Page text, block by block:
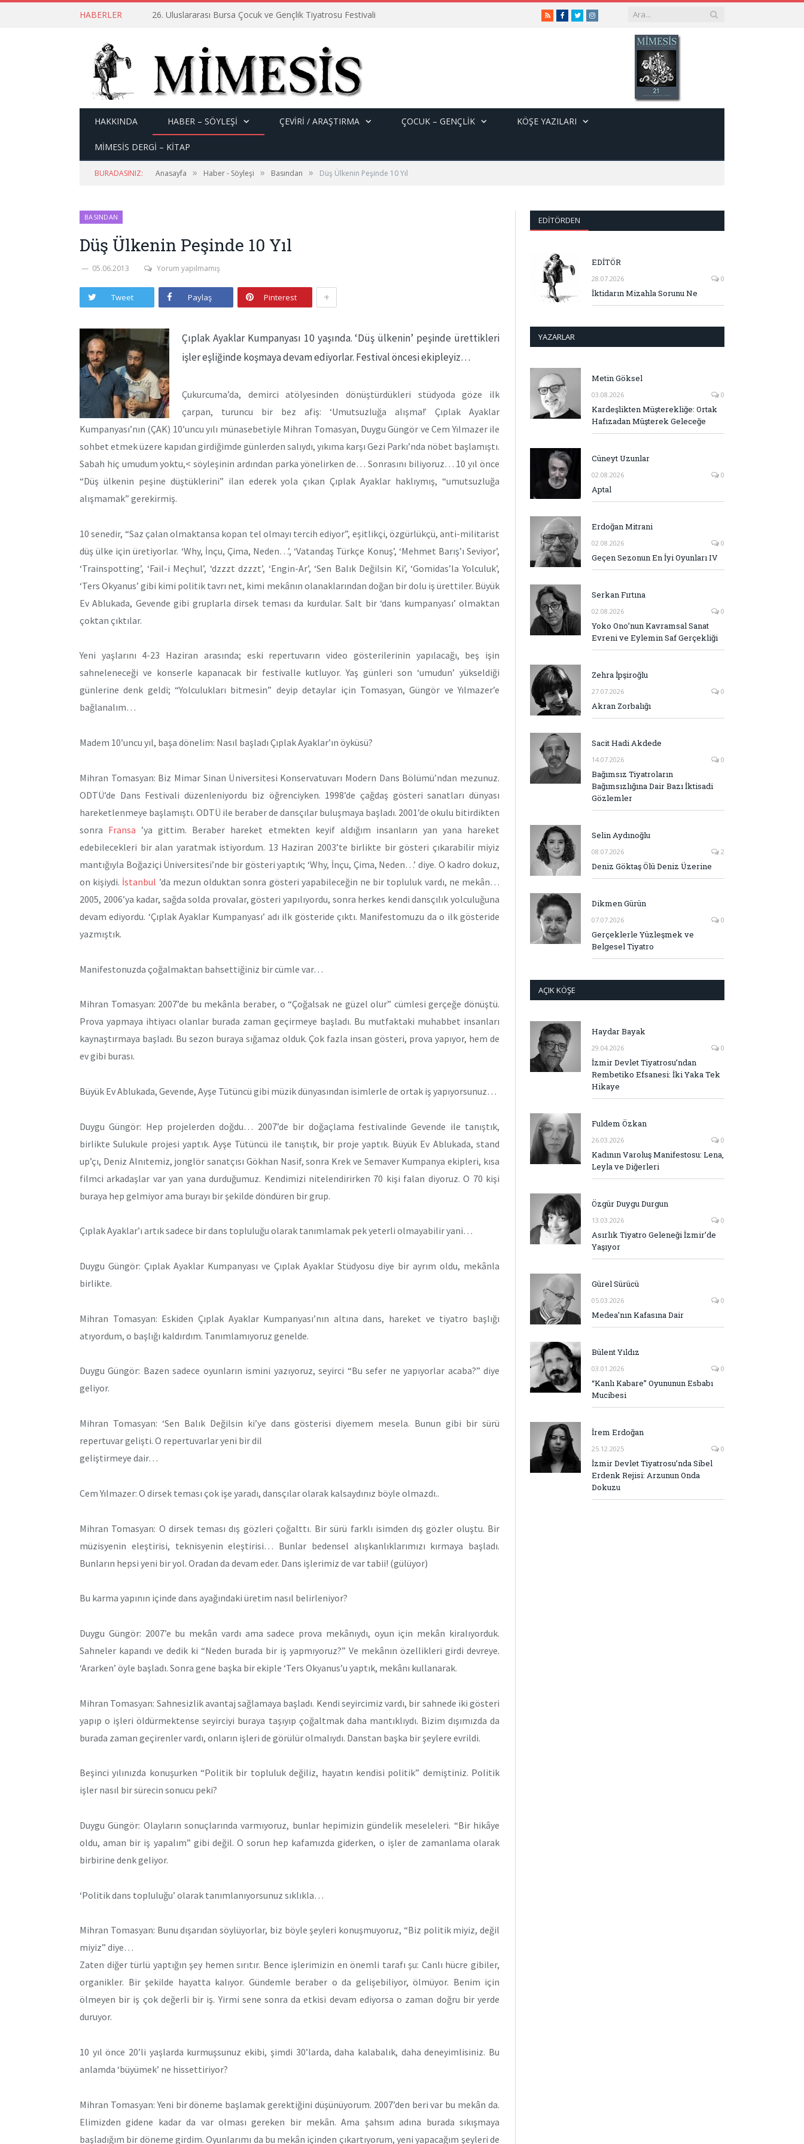
HABERLER 26. Uluslararası Bursa Çocuk ve Gençlik Tiyatrosu Festivali RSSFacebook
TwitterInstagram
HAKKINDA HABER – SÖYLEŞI ÇEVİRİ / ARAŞTIRMA ÇOCUK – GENÇLIK KÖŞE YAZILARI
MİMESİS DERGİ – KİTAP
BURADASINIZ: Anasayfa » Haber - Söyleşi » Basından » Düş Ülkenin Peşinde 10 Yıl
BASINDAN
Düş Ülkenin Peşinde 10 Yıl
05.06.2013 Yorum yapılmamış
Tweet Paylaş Pinterest +
Çıplak Ayaklar Kumpanyası 10 yaşında. ‘Düş ülkenin’ peşinde ürettikleri
işler eşliğinde koşmaya devam ediyorlar. Festival öncesi ekipleyiz…
Çukurcuma’da, demirci atölyesinden dönüştürdükleri stüdyoda göze ilk
çarpan, turuncu bir bez afiş: ‘Umutsuzluğa alışma!’ Çıplak Ayaklar
Kumpanyası’nın (ÇAK) 10’uncu yılı münasebetiyle Mihran Tomasyan, Duygu Güngör ve Cem Yılmazer ile
sohbet etmek üzere kapıdan girdiğimde günlerden salıydı, yıkıma karşı Gezi Parkı’nda nöbet başlamıştı.
Sabah hiç umudum yoktu,< söyleşinin ardından parka yönelirken de… Sonrasını biliyoruz… 10 yıl önce
“Düş ülkenin peşine düştüklerini” ilan ederek yola çıkan Çıplak Ayaklar haklıymış, “umutsuzluğa
alışmamak” gerekirmiş.
10 senedir, “Saz çalan olmaktansa kopan tel olmayı tercih ediyor”, eşitlikçi, özgürlükçü, anti-militarist
düş ülke için üretiyorlar. ‘Why, İnçu, Çima, Neden…’, ‘Vatandaş Türkçe Konuş’, ‘Mehmet Barış’ı Seviyor’,
‘Trainspotting’, ‘Fail-i Meçhul’, ‘dzzzt dzzzt’, ‘Engin-Ar’, ‘Sen Balık Değilsin Ki’, ‘Gomidas’la Yolculuk’,
‘Ters Okyanus’ gibi kimi politik tavrı net, kimi mekânın olanaklarından doğan bir dolu iş ürettiler. Büyük
Ev Ablukada, Gevende gibi gruplarla dirsek teması da kurdular. Salt bir ‘dans kumpanyası’ olmaktan
çoktan çıktılar.
Yeni yaşlarını 4-23 Haziran arasında; eski repertuvarın video gösterilerinin yapılacağı, beş işin
sahneleneceği ve konserle kapanacak bir festivalle kutluyor. Yaş günleri son ‘umudun’ yükseldiği
günlerine denk geldi; “Yolculukları bitmesin” deyip detaylar için Tomasyan, Güngör ve Yılmazer’e
bağlanalım…
Madem 10’uncu yıl, başa dönelim: Nasıl başladı Çıplak Ayaklar’ın öyküsü?
Mihran Tomasyan: Biz Mimar Sinan Üniversitesi Konservatuvarı Modern Dans Bölümü’ndan mezunuz.
ODTÜ’de Dans Festivali düzenleniyordu biz öğrenciyken. 1998’de çağdaş gösteri sanatları dünyası
hareketlenmeye başlamıştı. ODTÜ ile beraber de dansçılar buluşmaya başladı. 2001’de okulu bitirdikten
sonra Fransa ’ya gittim. Beraber hareket etmekten keyif aldığım insanların yan yana hareket
edebilecekleri bir alan yaratmak istiyordum. 13 Haziran 2003’te birlikte bir gösteri çıkarabilir miyiz
mantığıyla Boğaziçi Üniversitesi’nde bir gösteri yaptık; ‘Why, İnçu, Çima, Neden…’ diye. O kadro dokuz,
on kişiydi. İstanbul ’da mezun olduktan sonra gösteri yapabileceğin ne bir topluluk vardı, ne mekân…
2005, 2006’ya kadar, sağda solda provalar, gösteri yapılıyordu, sonra herkes kendi dansçılık yolculuğuna
devam ediyordu. ‘Çıplak Ayaklar Kumpanyası’ adı ilk gösteride çıktı. Manifestomuzu da o ilk gösteride
yazmıştık.
Manifestonuzda çoğalmaktan bahsettiğiniz bir cümle var…
Mihran Tomasyan: 2007’de bu mekânla beraber, o “Çoğalsak ne güzel olur” cümlesi gerçeğe dönüştü.
Prova yapmaya ihtiyacı olanlar burada zaman geçirmeye başladı. Bu mutfaktaki muhabbet insanları
kaynaştırmaya başladı. Bu sezon buraya sığamaz olduk. Çok fazla insan gösteri, prova yapıyor, hem de
ev gibi burası.
Büyük Ev Ablukada, Gevende, Ayşe Tütüncü gibi müzik dünyasından isimlerle de ortak iş yapıyorsunuz…
Duygu Güngör: Hep projelerden doğdu… 2007’de bir doğaçlama festivalinde Gevende ile tanıştık,
birlikte Sulukule projesi yaptık. Ayşe Tütüncü ile tanıştık, bir proje yaptık. Büyük Ev Ablukada, stand
up’çı, Deniz Alnıtemiz, jonglör sanatçısı Gökhan Nasif, sonra Krek ve Semaver Kumpanya ekipleri, kısa
filmci arkadaşlar var yan yana durduğumuz. Kendimizi nitelendirirken 70 kişi falan diyoruz. O 70 kişi
buraya hep gelmiyor ama burayı bir şekilde döndüren bir grup.
Çıplak Ayaklar’ı artık sadece bir dans topluluğu olarak tanımlamak pek yeterli olmayabilir yani…
Duygu Güngör: Çıplak Ayaklar Kumpanyası ve Çıplak Ayaklar Stüdyosu diye bir ayrım oldu, mekânla
birlikte.
Mihran Tomasyan: Eskiden Çıplak Ayaklar Kumpanyası’nın altına dans, hareket ve tiyatro başlığı
atıyordum, o başlığı kaldırdım. Tanımlamıyoruz genelde.
Duygu Güngör: Bazen sadece oyunların ismini yazıyoruz, seyirci “Bu sefer ne yapıyorlar acaba?” diye
geliyor.
Mihran Tomasyan: ‘Sen Balık Değilsin ki’ye dans gösterisi diyemem mesela. Bunun gibi bir sürü
repertuvar gelişti. O repertuvarlar yeni bir dil
geliştirmeye dair…
Cem Yılmazer: O dirsek teması çok işe yaradı, dansçılar olarak kalsaydınız böyle olmazdı..
Mihran Tomasyan: O dirsek teması dış gözleri çoğalttı. Bir sürü farklı isimden dış gözler oluştu. Bir
müzisyenin eleştirisi, teknisyenin eleştirisi… Bunlar bedensel alışkanlıklarımızı kırmaya başladı.
Bunların hepsi yeni bir yol. Oradan da devam eder. Dans işlerimiz de var tabii! (gülüyor)
Bu karma yapının içinde dans ayağındaki üretim nasıl belirleniyor?
Duygu Güngör: 2007’e bu mekân vardı ama sadece prova mekânıydı, oyun için mekân kiralıyorduk.
Sahneler kapandı ve dedik ki “Neden burada bir iş yapmıyoruz?” Ve mekânın özellikleri girdi devreye.
‘Ararken’ öyle başladı. Sonra gene başka bir ekiple ‘Ters Okyanus’u yaptık, mekânı kullanarak.
Mihran Tomasyan: Sahnesizlik avantaj sağlamaya başladı. Kendi seyircimiz vardı, bir sahnede iki gösteri
yapıp o işleri öldürmektense seyirciyi buraya taşıyıp çoğaltmak daha mantıklıydı. Bizim dışımızda da
burada zaman geçirenler vardı, onların işleri de görülür olmalıydı. Danstan başka bir şeylere evrildi.
Beşinci yılınızda konuşurken “Politik bir topluluk değiliz, hayatın kendisi politik” demiştiniz. Politik
işler nasıl bir sürecin sonucu peki?
Duygu Güngör: Olayların sonuçlarında varmıyoruz, bunlar hepimizin gündelik meseleleri. “Bir hikâye
oldu, aman bir iş yapalım” gibi değil. O sorun hep kafamızda giderken, o işler de zamanlama olarak
birbirine denk geliyor.
‘Politik dans topluluğu’ olarak tanımlanıyorsunuz sıklıkla…
Mihran Tomasyan: Bunu dışarıdan söylüyorlar, biz böyle şeyleri konuşmuyoruz, “Biz politik miyiz, değil
miyiz” diye…
Zaten diğer türlü yaptığın şey hemen sırıtır. Bence işlerimizin en önemli tarafı şu: Canlı hücre gibiler,
organikler. Bir şekilde hayatta kalıyor. Gündemle beraber o da gelişebiliyor, ölmüyor. Benim için
ölmeyen bir iş çok değerli bir iş. Yirmi sene sonra da etkisi devam ediyorsa o zaman doğru bir yerde
duruyor.
10 yıl önce 20’li yaşlarda kurmuşsunuz ekibi, şimdi 30’larda, daha kalabalık, daha deneyimlisiniz. Bu
anlamda ‘büyümek’ ne hissettiriyor?
Mihran Tomasyan: Yeni bir döneme başlamak gerektiğini düşünüyorum. 2007’den beri var bu mekân da.
Elimizden gidene kadar da var olması gereken bir mekân. Ama şahsım adına burada sıkışmaya
başladığım bir döneme girdim. Oyunlarımı da bu mekân içinden çıkartıyorum, yeni yapacağım şeyleri de
EDITÖRDEN
EDİTÖR
28.07.2026 0
İktidarın Mizahla Sorunu Ne
YAZARLAR
Metin Göksel
03.08.2026 0
Kardeşlikten Müşterekliğe: Ortak
Hafızadan Müşterek Geleceğe
Cüneyt Uzunlar
02.08.2026 0
Aptal
Erdoğan Mitrani
02.08.2026 0
Geçen Sezonun En İyi Oyunları IV
Serkan Fırtına
02.08.2026 0
Yoko Ono’nun Kavramsal Sanat
Evreni ve Eylemin Saf Gerçekliği
Zehra İpşiroğlu
27.07.2026 0
Akran Zorbalığı
Sacit Hadi Akdede
14.07.2026 0
Bağımsız Tiyatroların
Bağımsızlığına Dair Bazı İktisadi
Gözlemler
Selin Aydınoğlu
08.07.2026 2
Deniz Göktaş Ölü Deniz Üzerine
Dikmen Gürün
07.07.2026 0
Gerçeklerle Yüzleşmek ve
Belgesel Tiyatro
AÇIK KÖŞE
Haydar Bayak
29.04.2026 0
İzmir Devlet Tiyatrosu’ndan
Rembetiko Efsanesi: İki Yaka Tek
Hikaye
Fuldem Özkan
26.03.2026 0
Kadının Varoluş Manifestosu: Lena,
Leyla ve Diğerleri
Özgür Duygu Durgun
13.03.2026 0
Asırlık Tiyatro Geleneği İzmir’de
Yaşıyor
Gürel Sürücü
05.03.2026 0
Medea’nın Kafasına Dair
Bülent Yıldız
03.01.2026 0
“Kanlı Kabare” Oyununun Esbabı
Mucibesi
İrem Erdoğan
25.12.2025 0
İzmir Devlet Tiyatrosu’nda Sibel
Erdenk Rejisi: Arzunun Onda
Dokuzu